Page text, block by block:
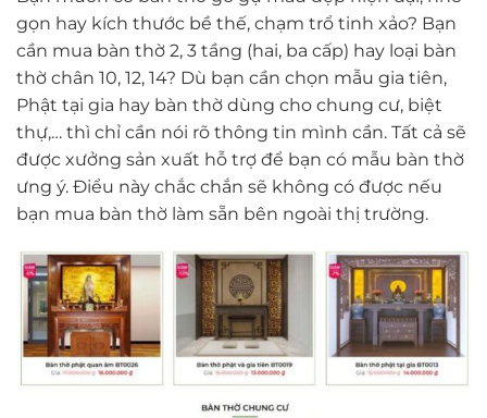
gọn hay kích thước bề thế, chạm trổ tinh xảo? Bạn
cần mua bàn thờ 2, 3 tầng (hai, ba cấp) hay loại bàn
thờ chân 10, 12, 14? Dù bạn cần chọn mẫu gia tiên,
Phật tại gia hay bàn thờ dùng cho chung cư, biệt
thự,… thì chỉ cần nói rõ thông tin mình cần. Tất cả sẽ
được xưởng sản xuất hỗ trợ để bạn có mẫu bàn thờ
ưng ý. Điểu này chắc chắn sẽ không có được nếu
bạn mua bàn thờ làm sẵn bên ngoài thị trường.